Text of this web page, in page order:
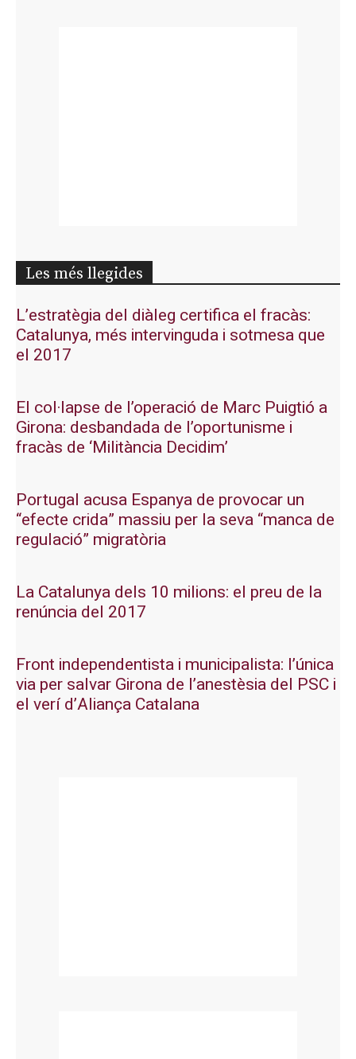
Les més llegides
L’estratègia del diàleg certifica el fracàs:
Catalunya, més intervinguda i sotmesa que
el 2017
El col·lapse de l’operació de Marc Puigtió a
Girona: desbandada de l’oportunisme i
fracàs de ‘Militància Decidim’
Portugal acusa Espanya de provocar un
“efecte crida” massiu per la seva “manca de
regulació” migratòria
La Catalunya dels 10 milions: el preu de la
renúncia del 2017
Front independentista i municipalista: l’única
via per salvar Girona de l’anestèsia del PSC i
el verí d’Aliança Catalana